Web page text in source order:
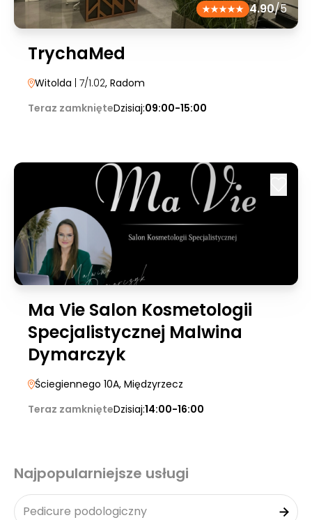
4.90/5
TrychaMed
Witolda | 7/1.02, Radom
Teraz zamknięteDzisiaj:09:00-15:00
Ma Vie Salon Kosmetologii
Specjalistycznej Malwina
Dymarczyk
Ściegiennego 10A, Międzyrzecz
Teraz zamknięteDzisiaj:14:00-16:00
Najpopularniejsze usługi
Pedicure podologiczny